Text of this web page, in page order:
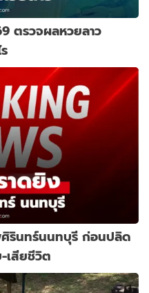
ตรวจผลหวยลาว
รินทร์นนทบุรี ก่อนปลิด
เสียชีวิต